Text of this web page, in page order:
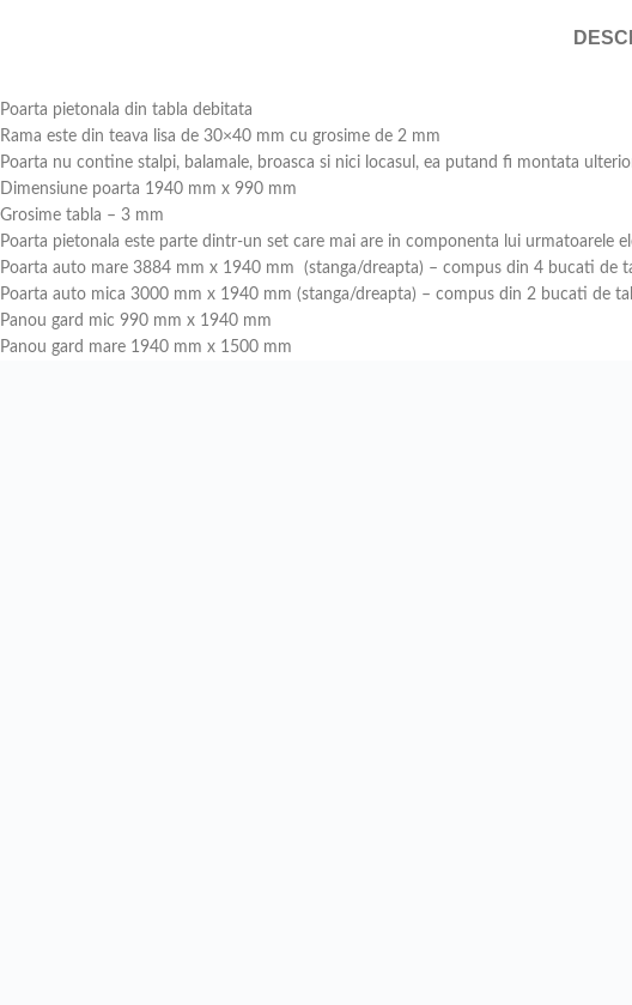
Poarta pietonala din tabla debitata
Rama este din teava lisa de 30×40 mm cu grosime de 2 mm
Poarta nu contine stalpi, balamale, broasca si nici locasul, ea putand fi montata
Dimensiune poarta 1940 mm x 990 mm
Grosime tabla – 3 mm
Poarta pietonala este parte dintr-un set care mai are in componenta lui urmatoarele
Poarta auto mare 3884 mm x 1940 mm (stanga/dreapta) – compus din 4 bucati de
Poarta auto mica 3000 mm x 1940 mm (stanga/dreapta) – compus din 2 bucati de
Panou gard mic 990 mm x 1940 mm
Panou gard mare 1940 mm x 1500 mm